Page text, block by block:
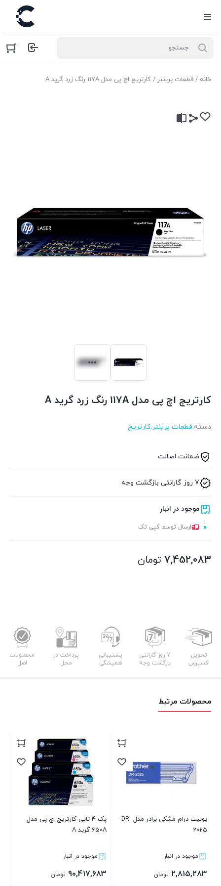
خانه / قطعات پرینتر / کارتریج اچ پی مدل 117A رنگ زرد گرید A
کارتریج اچ پی مدل 117A رنگ زرد گرید A
دسته:قطعات پرینتر,کارتریچ
ضمانت اصالت
7 روز گارانتی بازگشت وجه
موجود در انبار
ارسال توسط کپی تک
7,452,083 تومان
تحویل
اکسپرس
7 روز گارانتی
بازگشت وجه
پشتیبانی
همیشگی
پرداخت در
محل
محصولات
اصل
محصولات مرتبط
پک 4 تایی کارتریج اچ پی مدل
موجود در انبار
تومان
کارتریج برادر 2060 گرید A
موجود در انبار
2,939,483 تومان